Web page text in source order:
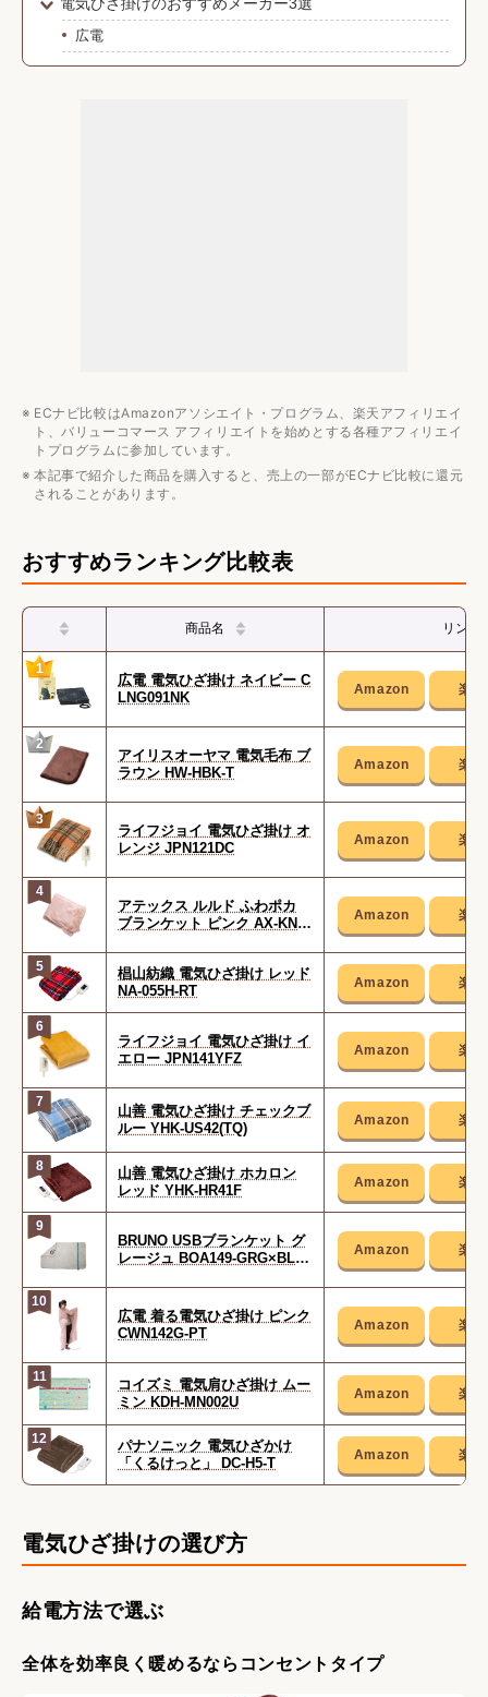
電気ひざ掛けのおすすめメーカー3選
広電
アイリスオーヤマ
ECナビ比較はAmazonアソシエイト・プログラム、楽天アフィリエイ
ト、バリューコマース アフィリエイトを始めとする各種アフィリエイ
トプログラムに参加しています。
本記事で紹介した商品を購入すると、売上の一部がECナビ比較に還元
されることがあります。
おすすめランキング比較表
商品名 リンク
1
広電 電気ひざ掛け ネイビー C
LNG091NK
2
アイリスオーヤマ 電気毛布 ブ
ラウン HW-HBK-T
3
ライフジョイ 電気ひざ掛け オ
レンジ JPN121DC
4
アテックス ルルド ふわポカ
ブランケット ピンク AX-KNL
5
椙山紡織 電気ひざ掛け レッド
NA-055H-RT
6
ライフジョイ 電気ひざ掛け イ
エロー JPN141YFZ
7
山善 電気ひざ掛け チェックブ
ルー YHK-US42(TQ)
8
山善 電気ひざ掛け ホカロン
レッド YHK-HR41F
9
BRUNO USBブランケット グ
レージュ BOA149-GRG×BL 7
10
広電 着る電気ひざ掛け ピンク
CWN142G-PT
11
コイズミ 電気肩ひざ掛け ムー
ミン KDH-MN002U
12
パナソニック 電気ひざかけ
「くるけっと」 DC-H5-T
電気ひざ掛けの選び方
給電方法で選ぶ
全体を効率良く暖めるならコンセントタイプ